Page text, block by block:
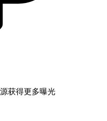
获得更多曝光